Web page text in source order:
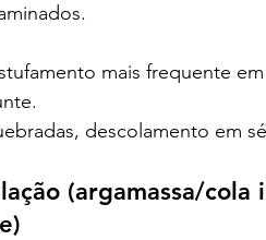
mais frequente
descolamento em
(argamassa/